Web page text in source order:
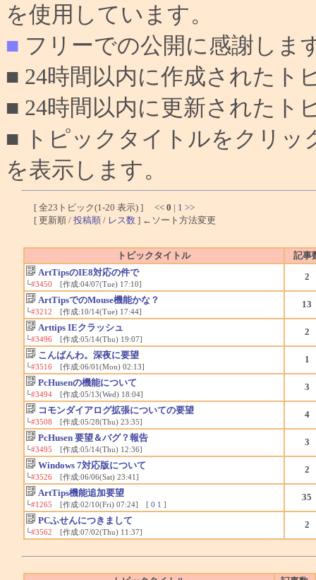
を使用しています。
■ フリーでの公開に感謝しま
■ 24時間以内に作成されたト
■ 24時間以内に更新されたト
■ トピックタイトルをクリッ
を表示します。
[ 全23トピック(1-20 表示) ] << 0 | 1 >>
[ 更新順 / 投稿順 / レス数 ] ←ソート方法変更
トピックタイトル
記事
ArtTipsのIE8対応の件で
└#3450 [作成:04/07(Tue) 17:10]
2
ArtTipsでのMouse機能かな？
└#3212 [作成:10/14(Tue) 17:44]
13
Arttips IEクラッシュ
└#3496[作成:05/14(Thu) 19:07]
2
こんばんわ。深夜に要望
└#3516[作成:06/01(Mon) 02:13]
1
PcHusenの機能について
└#3494[作成:05/13(Wed) 18:04]
3
コモンダイアログ拡張についての要望
└#3508 [作成:05/28(Thu) 23:35]
4
PcHusen 要望＆バグ？報告
└#3495 [作成:05/14(Thu) 12:36]
3
Windows 7対応版について
└#3526[作成:06/06(Sat) 23:41]
2
ArtTips機能追加要望
└#1265 [作成:02/10(Fri) 07:24] [ 0 1 ]
35
PCふせんにつきまして
└#3562 [作成:07/02(Thu) 11:37]
2